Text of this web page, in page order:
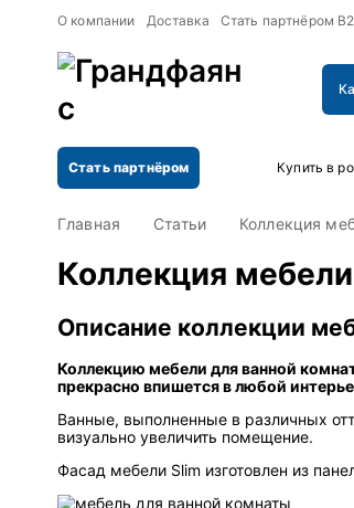
О компании Доставка Стать партнёром
Стать партнёром Купить в
Главная Статьи Коллекция
Коллекция
Описание коллекции
Коллекцию мебели для ванной
прекрасно впишется в любой
Ванные, выполненные в различных
визуально увеличить помещение.
Фасад мебели Slim изготовлен из